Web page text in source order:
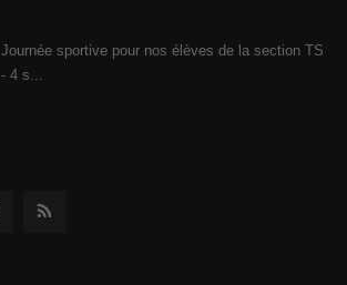
Journée sportive pour nos élèves de la section TS
- 4 s...